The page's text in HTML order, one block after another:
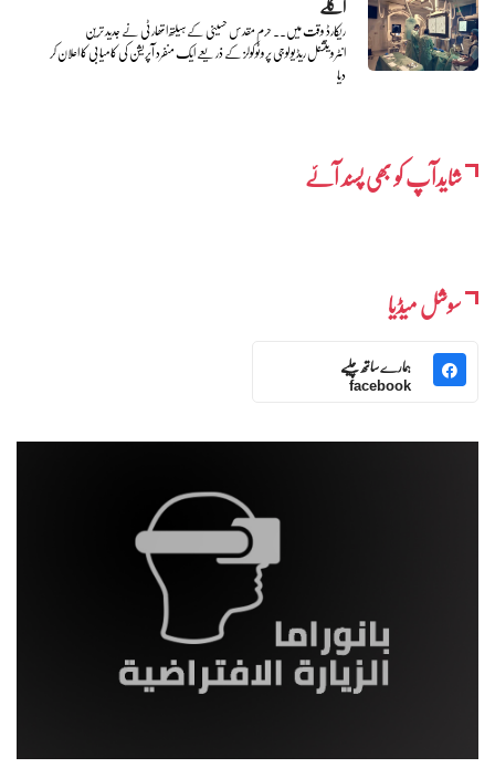
ریکارڈ وقت میں۔۔ حرم مقدس حسینی کے ہیلتھ اتھارٹی نے جدید ترین
انٹروینشنل ریڈیولوجی پروٹوکولز کے ذریعے ایک منفرد آپریشن کی کامیابی کا اعلان کر
دیا
شایدآپ کو بھی پسند آئے
سوشل میڈیا
ہمارے ساتھ چلیے
facebook